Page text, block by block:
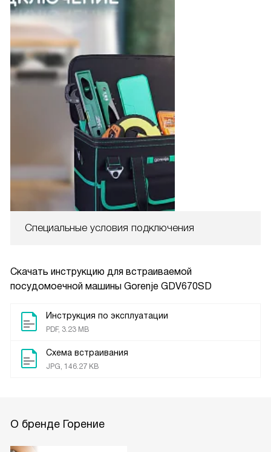
Специальные условия подключения
Скачать инструкцию для встраиваемой
посудомоечной машины Gorenje GDV670SD
Инструкция по эксплуатации
PDF, 3.23 MB
Схема встраивания
JPG, 146.27 KB
О бренде Горение